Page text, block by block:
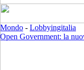
Mondo - Lobbyingitalia
Open Government: la